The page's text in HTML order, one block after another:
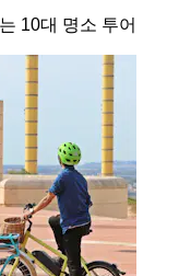
10대 명소 투어